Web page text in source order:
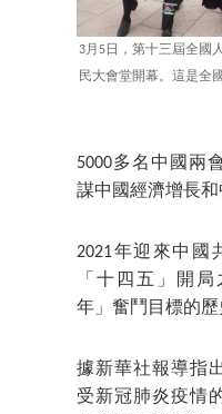
3月5日，第十三屆全國
民大會堂開幕。這是全
5000多名中國兩
謀中國經濟增長和
2021年迎來中國
「十四五」開
年」奮鬥目標的歷
據新華社報導指
受新冠肺炎疫情